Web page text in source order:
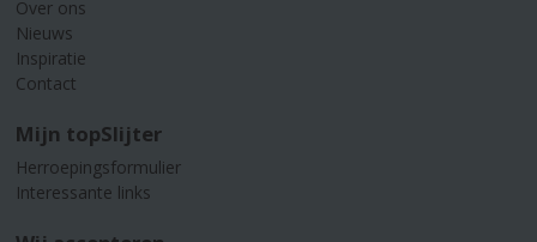
Over ons
Nieuws
Inspiratie
Contact
Mijn topSlijter
Herroepingsformulier
Interessante links